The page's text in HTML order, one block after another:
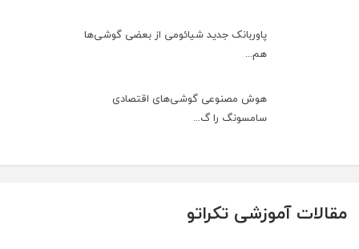
پاوربانک جدید شیائومی از بعضی گوشی‌ها
هم...
هوش مصنوعی گوشی‌های اقتصادی
سامسونگ را گ...
مقالات آموزشی تکراتو